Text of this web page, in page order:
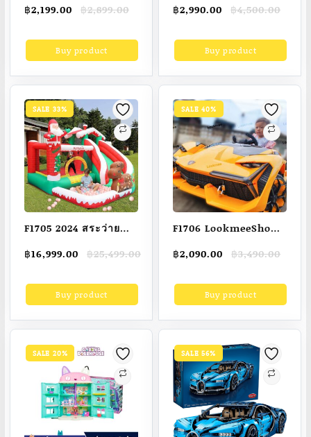
ชิงช้าแก้วช็อต ชิงช้า
เรืองแสงแบบชาร์จไฟ
งานเลี้ยง ที่วางแก้วน้ำ
ชิงช้าสวรรค์ ที่วางแก้ว
ค็อกเทล ที่วางแก้วช๊อตค๊
อกเทล ชั้นวางแก้วไวน์
ชิงช้าคอกเทล ชิงช้า
เหล้า
฿2,899.00
Original
was:
฿2,899.00.
฿2,199.00
Current
is:
฿2,199.00.Buy product
โต๊ะเกมส์ฟุตบอล โต๊ะ
soccer table Football
Standings (Forward
Living Home)
฿4,500.00
Original
was:
฿4,500.00.
฿2,990.00
Current
is:
฿2,990.00.Buy product
SALE 33%
F1705 2024 สระว่ายน้ำ
สไลเดอร์เป่าลม บ้านลม
เด็ก เป่าลมปราสาท
Christmas bouncy
trampoline slide
family home indoor
jumping bed toy gift
inflatable slide
฿25,499.00
Original
was:
฿25,499.00.
฿16,999.00
Current
is:
฿16,999.00.Buy product
SALE 40%
F1706 LookmeeShop
นั่งไฟฟ้า Lamborghini
Transformer รถ
แบตเตอรี่เด็กแลมโบกินี
พร้อมรีโมท (รุ่นใหม่
ล่าสุด)
฿3,490.00
Original
was:
฿3,490.00.
฿2,090.00
Current
is:
฿2,090.00.Buy product
SALE 20% SALE 56%